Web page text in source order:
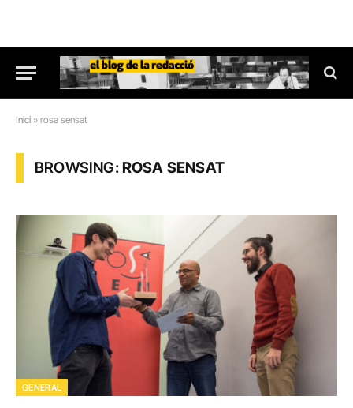
Inici » rosa sensat
BROWSING:ROSA SENSAT
GENERAL